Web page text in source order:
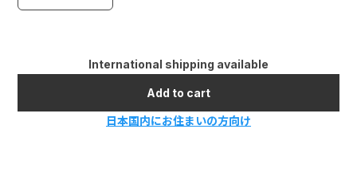
International shipping available
Add to cart
日本国内にお住まいの方向け